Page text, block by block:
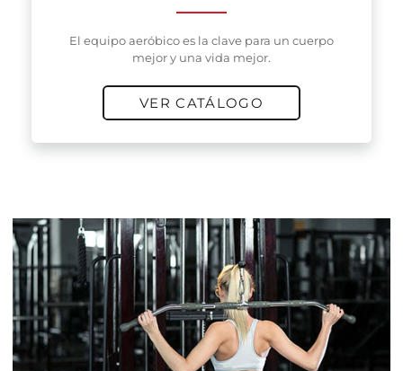
El equipo aeróbico es la clave para un cuerpo
mejor y una vida mejor.
VER CATÁLOGO